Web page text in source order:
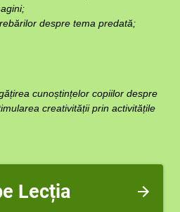
despre tema predată;
cunoștințelor copiilor despre
creativității prin activitățile
Lecția